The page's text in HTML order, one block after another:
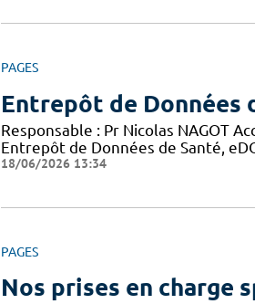
PAGES
Entrepôt de Données
Responsable : Pr Nicolas NAGOT
Entrepôt de Données de Santé,
18/06/2026 13:34
PAGES
Nos prises en charge